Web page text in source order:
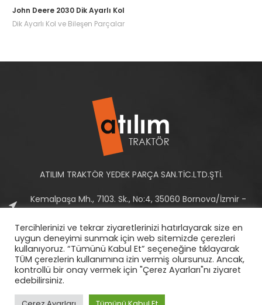
John Deere 2030 Dik Ayarlı Kol
Dik Ayarlı Kol ve Bileşen Parçalar
ATILIM TRAKTÖR YEDEK PARÇA SAN.TİC.LTD.ŞTİ.
Kemalpaşa Mh., 7103. Sk., No:4, 35060 Bornova/İzmir -
Tel: +90 232 458 10 93-94
E-Posta:info@atilimtraktor.com.tr
Tercihlerinizi ve tekrar ziyaretlerinizi hatırlayarak size en
uygun deneyimi sunmak için web sitemizde çerezleri
kullanıyoruz. “Tümünü Kabul Et” seçeneğine tıklayarak
TÜM çerezlerin kullanımına izin vermiş olursunuz. Ancak,
kontrollü bir onay vermek için "Çerez Ayarları"nı ziyaret
edebilirsiniz.